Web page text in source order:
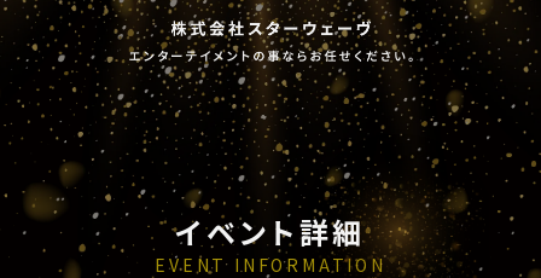
イベント詳細
EVENT INFORMATION